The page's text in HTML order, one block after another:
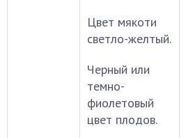
Цвет мякоти
светло-желтый.
Черный или
темно-
фиолетовый
цвет плодов.